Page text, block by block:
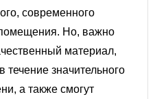
современного
Но, важно
материал,
значительного
а также смогут